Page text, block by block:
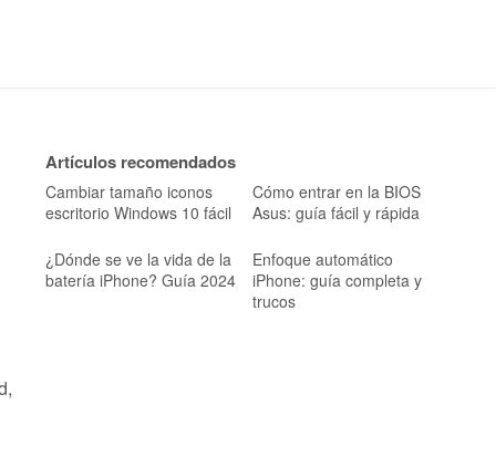
Artículos recomendados
Cambiar tamaño iconos
escritorio Windows 10 fácil
Cómo entrar en la BIOS
Asus: guía fácil y rápida
¿Dónde se ve la vida de la
batería iPhone? Guía 2024
Enfoque automático
iPhone: guía completa y
trucos